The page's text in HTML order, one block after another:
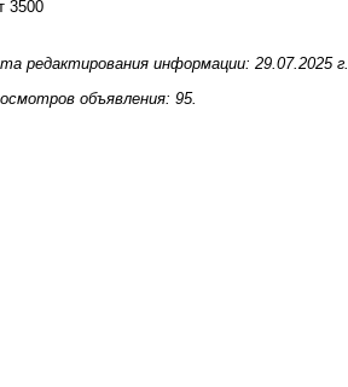
3500
редактирования информации: 29.07.2025 г.
объявления: 95.